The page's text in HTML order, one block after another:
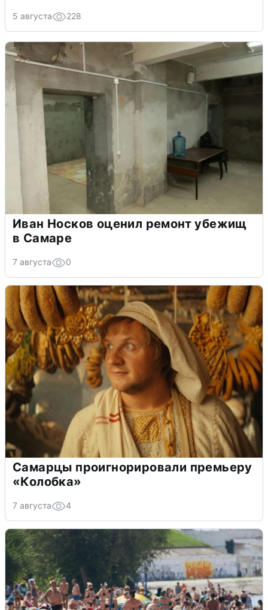
5 августа 228
Иван Носков оценил ремонт убежищ
в Самаре
7 августа 0
Самарцы проигнорировали премьеру
«Колобка»
7 августа 4